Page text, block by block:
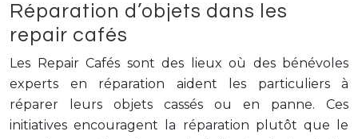
Réparation d’objets dans les
repair cafés
Les Repair Cafés sont des lieux où des bénévoles
experts en réparation aident les particuliers à
réparer leurs objets cassés ou en panne. Ces
initiatives encouragent la réparation plutôt que le